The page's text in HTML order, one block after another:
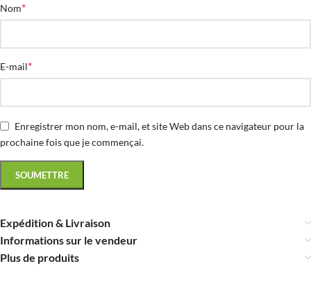
Nom*
E-mail*
Enregistrer mon nom, e-mail, et site Web dans ce navigateur pour la
prochaine fois que je commençai.
Expédition & Livraison
Informations sur le vendeur
Plus de produits